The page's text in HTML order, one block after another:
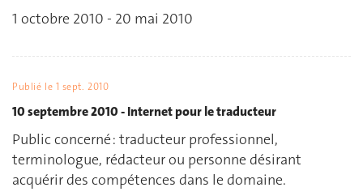
1 octobre 2010 - 20 mai 2010
Publié le 1 sept. 2010
10 septembre 2010 - Internet pour le traducteur
Public concerné : traducteur professionnel,
terminologue, rédacteur ou personne désirant
acquérir des compétences dans le domaine.